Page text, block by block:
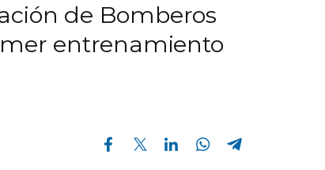
de Bomberos
entrenamiento
Compartir en Facebook Compartir en Twitter Compartir en Linkedin Compartir en Whatsapp